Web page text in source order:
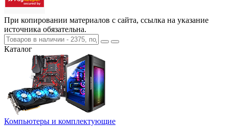
При копировании материалов с сайта, ссылка на указание
источника обязательна.
Каталог
Компьютеры и комплектующие